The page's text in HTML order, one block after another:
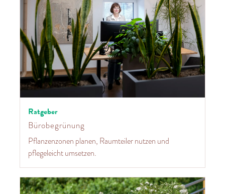
Ratgeber
Bürobegrünung
Pflanzenzonen planen, Raumteiler nutzen und
pflegeleicht umsetzen.